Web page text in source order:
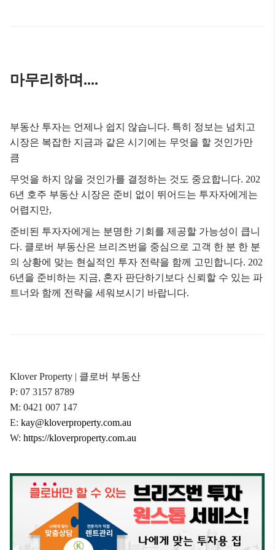
마무리하며....
부동산 투자는 언제나 쉽지 않습니다. 특히 정보는 넘치고
시장은 복잡한 지금과 같은 시기에는 무엇을 할 것인가만
큼
무엇을 하지 않을 것인가를 결정하는 것도 중요합니다. 202
6년 호주 부동산 시장은 준비 없이 뛰어드는 투자자에게는
어렵지만,
준비된 투자자에게는 분명한 기회를 제공할 가능성이 큽니
다. 클로버 부동산은 브리즈번을 중심으로 고객 한 분 한 분
의 상황에 맞는 현실적인 투자 전략을 함께 고민합니다. 202
6년을 준비하는 지금, 혼자 판단하기보다 신뢰할 수 있는 파
트너와 함께 전략을 세워보시기 바랍니다.
Klover Property | 클로버 부동산
P: 07 3157 8789
M: 0421 007 147
E: kay@kloverproperty.com.au
W: https://kloverproperty.com.au